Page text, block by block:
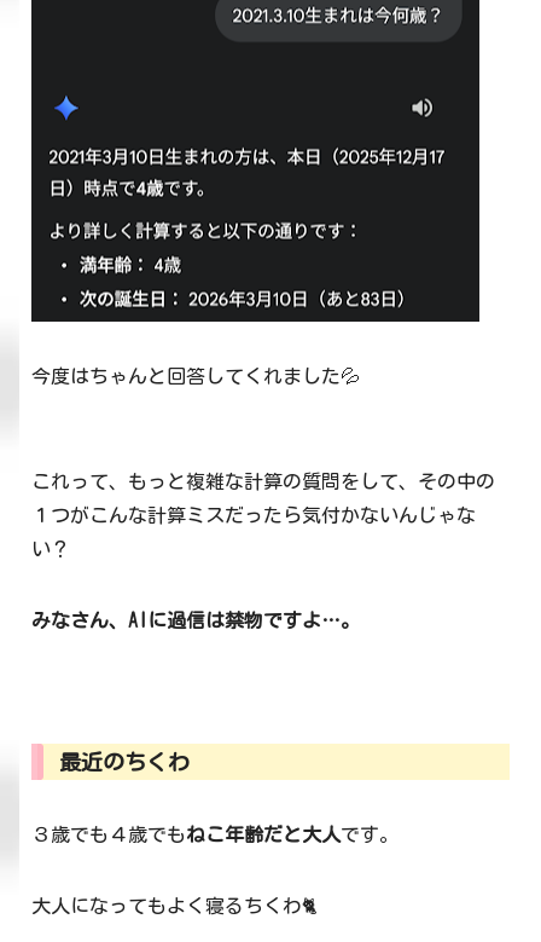
今度はちゃんと回答してくれました💦
これって、もっと複雑な計算の質問をして、その中の
１つがこんな計算ミスだったら気付かないんじゃな
い？
みなさん、AIに過信は禁物ですよ…。
最近のちくわ
３歳でも４歳でもねこ年齢だと大人です。
大人になってもよく寝るちくわ🐈